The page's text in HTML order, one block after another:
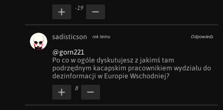
-19
sadisticson rok temu Odpowiedz
@gorn221
Po co w ogóle dyskutujesz z jakimś tam
podrzędnym kacapskim pracownikiem wydziału do
dezinformacji w Europie Wschodniej?
8